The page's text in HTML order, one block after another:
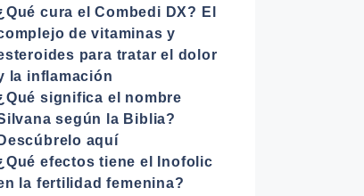
cura el Combedi DX? El
de vitaminas y
para tratar el dolor
la inflamación
significa el nombre
según la Biblia?
Descúbrelo aquí
efectos tiene el Inofolic
la fertilidad femenina?